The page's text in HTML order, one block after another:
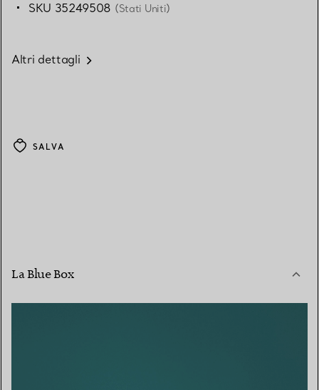
SKU 35249508 (Stati Uniti)
Altri dettagli
SALVA
La Blue Box